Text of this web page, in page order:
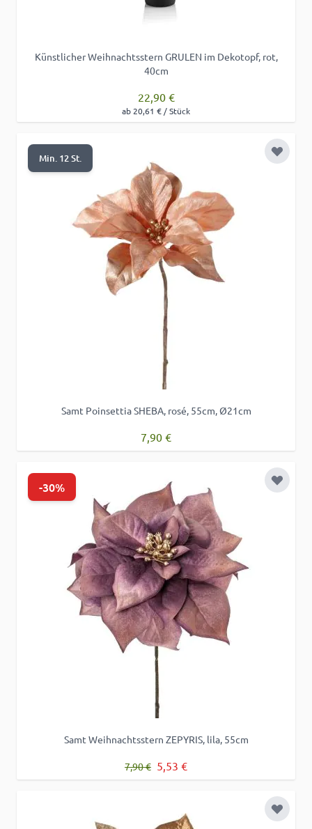
Künstlicher Weihnachtsstern GRULEN im Dekotopf, rot,
40cm
22,90 €
ab 20,61 € / Stück
Min. 12 St. Zur
Samt Poinsettia SHEBA, rosé, 55cm, Ø21cm
7,90 €
-30% Zur
Samt Weihnachtsstern ZEPYRIS, lila, 55cm
Regulärer Preis
7,90 € Sonderpreis
5,53 €
Zur